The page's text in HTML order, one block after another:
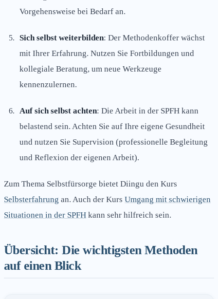
Vorgehensweise bei Bedarf an.
Sich selbst weiterbilden: Der Methodenkoffer wächst
mit Ihrer Erfahrung. Nutzen Sie Fortbildungen und
kollegiale Beratung, um neue Werkzeuge
kennenzulernen.
Auf sich selbst achten: Die Arbeit in der SPFH kann
belastend sein. Achten Sie auf Ihre eigene Gesundheit
und nutzen Sie Supervision (professionelle Begleitung
und Reflexion der eigenen Arbeit).
Zum Thema Selbstfürsorge bietet Diingu den Kurs
Selbsterfahrung an. Auch der Kurs Umgang mit schwierigen
Situationen in der SPFH kann sehr hilfreich sein.
Übersicht: Die wichtigsten Methoden
auf einen Blick